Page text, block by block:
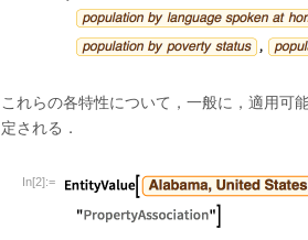
これらの各特性について，一般に，適用可
定される．
In[2]:=